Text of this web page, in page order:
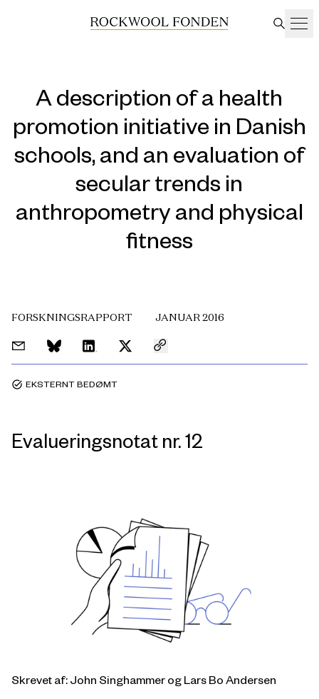
A description of a health
promotion initiative in Danish
schools, and an evaluation of
secular trends in
anthropometry and physical
fitness
FORSKNINGSRAPPORT JANUAR 2016
task_alt EKSTERNT BEDØMT
Evalueringsnotat nr. 12
Skrevet af: John Singhammer og Lars Bo Andersen